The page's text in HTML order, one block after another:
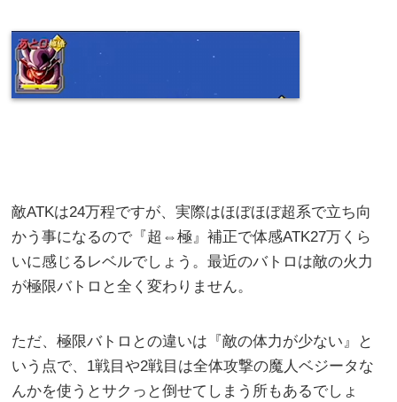
敵ATKは24万程ですが、実際はほぼほぼ超系で立ち向
かう事になるので『超⇔極』補正で体感ATK27万くら
いに感じるレベルでしょう。最近のバトロは敵の火力
が極限バトロと全く変わりません。
ただ、極限バトロとの違いは『敵の体力が少ない』と
いう点で、1戦目や2戦目は全体攻撃の魔人ベジータな
んかを使うとサクっと倒せてしまう所もあるでしょ